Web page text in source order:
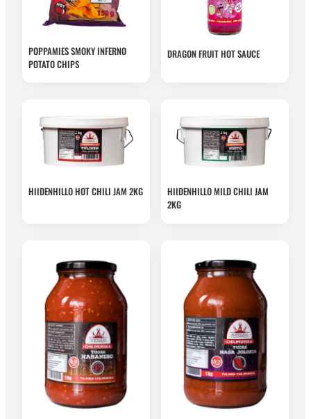
POPPAMIES SMOKY INFERNO
POTATO CHIPS
DRAGON FRUIT HOT SAUCE
HIIDENHILLO HOT CHILI JAM 2KG
HIIDENHILLO MILD CHILI JAM
2KG